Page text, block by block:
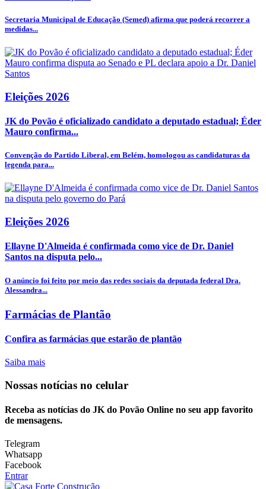
Secretaria Municipal de Educação (Semed) afirma que poderá recorrer a
medidas...
Eleições 2026
JK do Povão é oficializado candidato a deputado estadual; Éder
Mauro confirma...
Convenção do Partido Liberal, em Belém, homologou as candidaturas da
legenda para...
Eleições 2026
Ellayne D'Almeida é confirmada como vice de Dr. Daniel
Santos na disputa pelo...
O anúncio foi feito por meio das redes sociais da deputada federal Dra.
Alessandra...
Farmácias de Plantão
Confira as farmácias que estarão de plantão
Saiba mais
Nossas notícias no celular
Receba as notícias do JK do Povão Online no seu app favorito
de mensagens.
Telegram
Whatsapp
Facebook
Entrar